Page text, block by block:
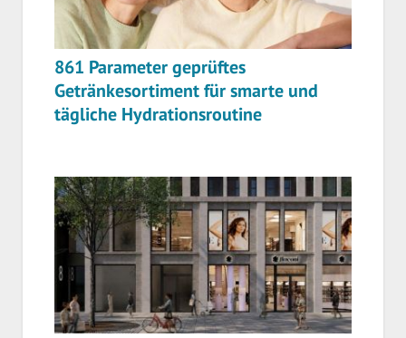
861 Parameter geprüftes
Getränkesortiment für smarte und
tägliche Hydrationsroutine